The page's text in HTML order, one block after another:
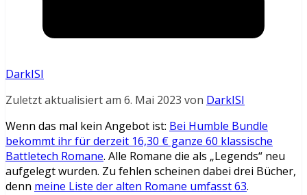
DarkISI
Zuletzt aktualisiert am 6. Mai 2023 von DarkISI
Wenn das mal kein Angebot ist: Bei Humble Bundle
bekommt ihr für derzeit 16,30 € ganze 60 klassische
Battletech Romane. Alle Romane die als „Legends“ neu
aufgelegt wurden. Zu fehlen scheinen dabei drei Bücher,
denn meine Liste der alten Romane umfasst 63.